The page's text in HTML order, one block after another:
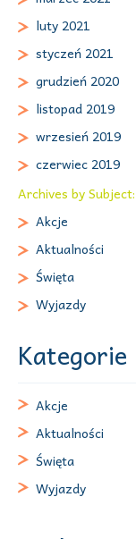
luty 2021
styczeń 2021
grudzień 2020
listopad 2019
wrzesień 2019
czerwiec 2019
Archives by Subject:
Akcje
Aktualności
Święta
Wyjazdy
Kategorie
Akcje
Aktualności
Święta
Wyjazdy